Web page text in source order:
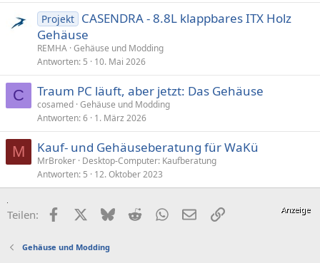
Projekt CASENDRA - 8.8L klappbares ITX Holz
Gehäuse
REMHA Gehäuse und Modding
Antworten 5 10. Mai 2026
C Traum PC läuft, aber jetzt: Das Gehäuse
cosamed Gehäuse und Modding
Antworten 6 1. März 2026
M Kauf- und Gehäuseberatung für WaKü
MrBroker Desktop-Computer: Kaufberatung
Antworten 5 12. Oktober 2023
Teilen: FacebookX (Twitter)
BlueskyRedditWhatsApp
E-MailLink
Gehäuse und Modding